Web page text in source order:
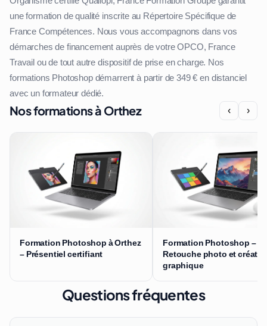
une formation de qualité inscrite au Répertoire Spécifique de
France Compétences. Nous vous accompagnons dans vos
démarches de financement auprès de votre OPCO, France
Travail ou de tout autre dispositif de prise en charge. Nos
formations Photoshop démarrent à partir de 349 € en distanciel
avec un formateur dédié.
Nos formations à Orthez ‹ ›
Formation Photoshop à Orthez
– Présentiel certifiant
Formation Photoshop –
Retouche photo et
graphique
Questions fréquentes